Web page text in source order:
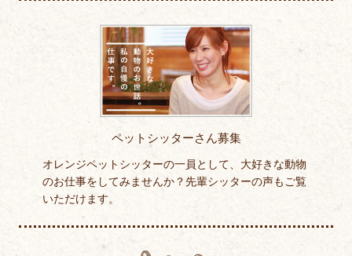
ペットシッターさん募集
オレンジペットシッターの一員として、大好きな動物
のお仕事をしてみませんか？先輩シッターの声もご覧
いただけます。